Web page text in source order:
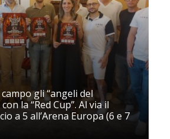
gli “angeli del
la “Red Cup”. Al via il
a 5 all’Arena Europa (6 e 7